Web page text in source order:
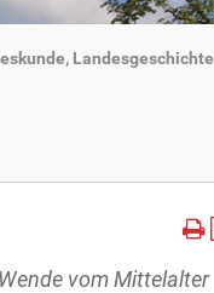
Landesgeschichte
vom Mittelalter